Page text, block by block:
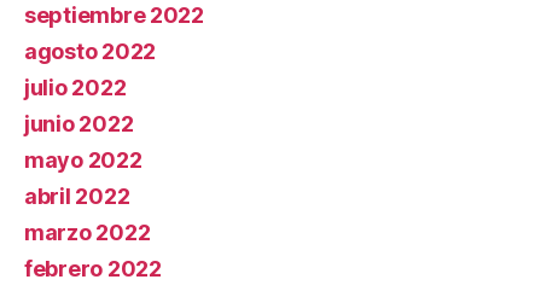
septiembre 2022
agosto 2022
julio 2022
junio 2022
mayo 2022
abril 2022
marzo 2022
febrero 2022